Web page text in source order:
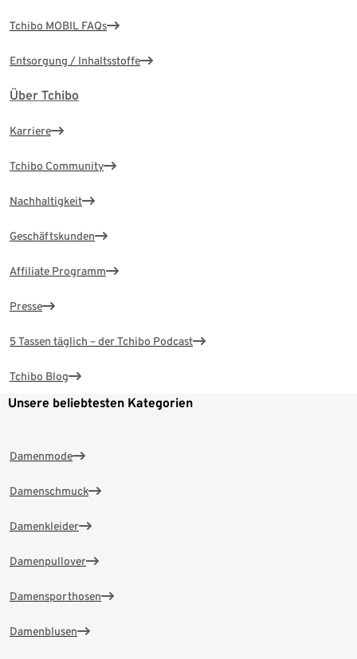
Tchibo MOBIL FAQs
Entsorgung / Inhaltsstoffe
Über Tchibo
Karriere
Tchibo Community
Nachhaltigkeit
Geschäftskunden
Affiliate Programm
Presse
5 Tassen täglich – der Tchibo Podcast
Tchibo Blog
Unsere beliebtesten Kategorien
Damenmode
Damenschmuck
Damenkleider
Damenpullover
Damensporthosen
Damenblusen